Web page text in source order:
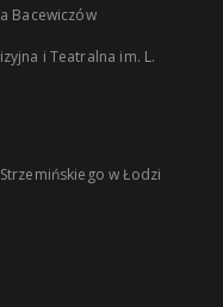
Bacewiczów
i Teatralna im. L.
w Łodzi